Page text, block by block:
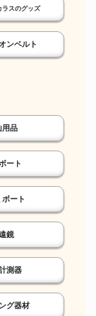
ラスのグッズ
ンベルト
用品
ート
ボート
鏡
測器
グ器材